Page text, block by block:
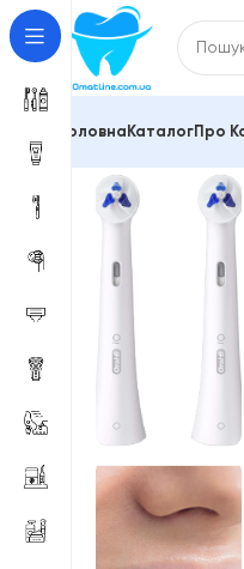
Головна КаталогПро